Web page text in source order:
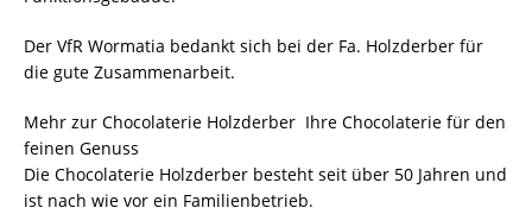
Der VfR Wormatia bedankt sich bei der Fa. Holzderber für
die gute Zusammenarbeit.
Mehr zur Chocolaterie Holzderber  Ihre Chocolaterie für den
feinen Genuss
Die Chocolaterie Holzderber besteht seit über 50 Jahren und
ist nach wie vor ein Familienbetrieb.